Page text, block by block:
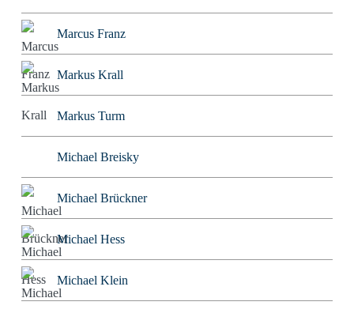
Marcus Franz
Markus Krall
Markus Turm
Michael Breisky
Michael Brückner
Michael Hess
Michael Klein